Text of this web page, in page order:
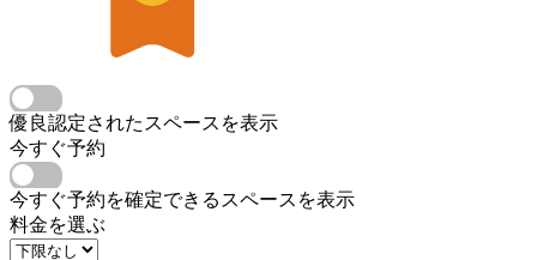
優良認定されたスペースを表示
今すぐ予約
今すぐ予約を確定できるスペースを表示
料金を選ぶ